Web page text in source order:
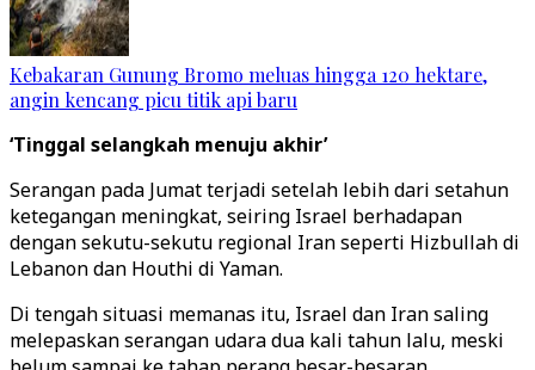
Kebakaran Gunung Bromo meluas hingga 120 hektare,
angin kencang picu titik api baru
‘Tinggal selangkah menuju akhir’
Serangan pada Jumat terjadi setelah lebih dari setahun
ketegangan meningkat, seiring Israel berhadapan
dengan sekutu-sekutu regional Iran seperti Hizbullah di
Lebanon dan Houthi di Yaman.
Di tengah situasi memanas itu, Israel dan Iran saling
melepaskan serangan udara dua kali tahun lalu, meski